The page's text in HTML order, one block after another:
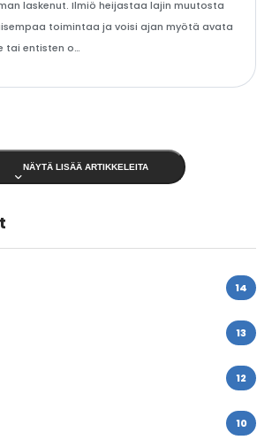
laskenut. Ilmiö heijastaa lajin muutosta
toimintaa ja voisi ajan myötä avata
tai entisten o…
NÄYTÄ LISÄÄ ARTIKKELEITA
14
13
12
10